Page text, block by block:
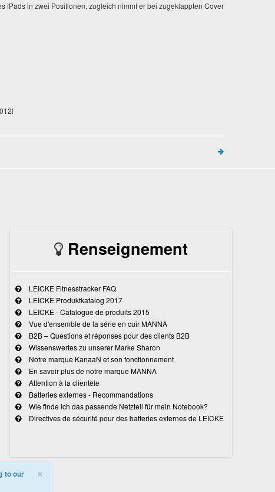
iPads in zwei Positionen, zugleich nimmt er bei zugeklappten Cover
Renseignement
LEICKE Fitnesstracker FAQ
LEICKE Produktkatalog 2017
LEICKE - Catalogue de produits 2015
Vue d'ensemble de la série en cuir MANNA
B2B – Questions et réponses pour des clients B2B
Wissenswertes zu unserer Marke Sharon
Notre marque KanaaN et son fonctionnement
En savoir plus de notre marque MANNA
Attention à la clientèle
Batteries externes - Recommandations
Wie finde ich das passende Netzteil für mein Notebook?
Directives de sécurité pour des batteries externes de LEICKE
×
to our